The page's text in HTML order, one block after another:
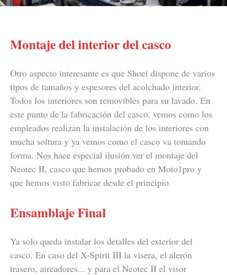
Montaje del interior del casco
Otro aspecto interesante es que Shoei dispone de varios
tipos de tamaños y espesores del acolchado interior.
Todos los interiores son removibles para su lavado. En
este punto de la fabricación del casco, vemos como los
empleados realizan la instalación de los interiores con
mucha soltura y ya vemos como el casco va tomando
forma. Nos hace especial ilusión ver el montaje del
Neotec II, casco que hemos probado en Moto1pro y
que hemos visto fabricar desde el principio.
Ensamblaje Final
Ya solo queda instalar los detalles del exterior del
casco. En caso del X-Spirit III la visera, el alerón
trasero, aireadores... y para el Neotec II el visor